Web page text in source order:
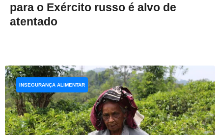
para o Exército russo é alvo de
atentado
INSEGURANÇA ALIMENTAR